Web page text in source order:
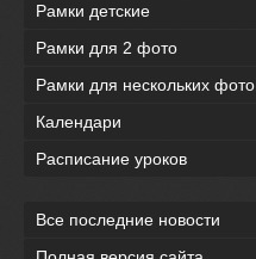
Рамки детские
Рамки для 2 фото
Рамки для нескольких фото
Календари
Расписание уроков
Все последние новости